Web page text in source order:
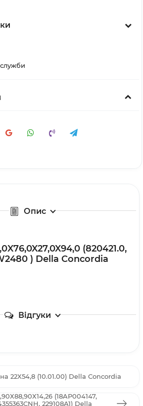
служби
Опис
(820421.0,
) Della Concordia
Відгуки
22X54,8 (10.01.00) Della Concordia
(18AP004147,
229108A1) Della